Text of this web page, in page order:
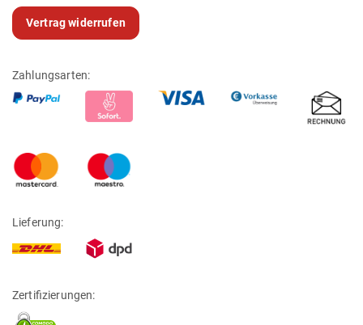
Vertrag widerrufen
Zahlungsarten:
Lieferung:
Zertifizierungen: